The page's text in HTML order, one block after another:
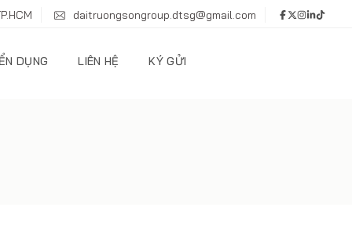
daitruongsongroup.dtsg@gmail.com
DỤNG LIÊN HỆ KÝ GỬI